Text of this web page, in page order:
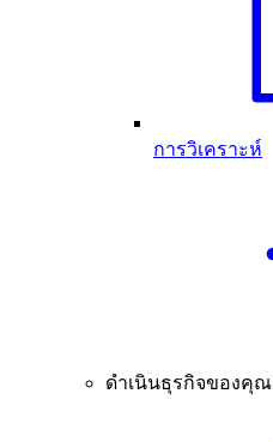
การวิเคราะห์
ดำเนินธุรกิจของคุณ